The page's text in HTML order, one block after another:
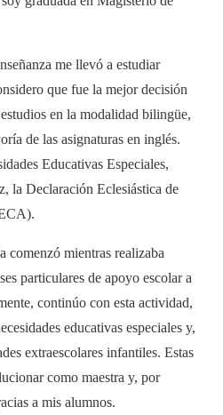
me llevó a estudiar
que fue la mejor decisión
en la modalidad bilingüe,
de las asignaturas en inglés.
Educativas Especiales,
la Declaración Eclesiástica de
comenzó mientras realizaba
particulares de apoyo escolar a
continúo con esta actividad,
educativas especiales y,
extraescolares infantiles. Estas
como maestra y, por
a mis alumnos.